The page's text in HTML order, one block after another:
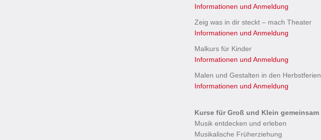
Informationen und Anmeldung
Zeig was in dir steckt – mach Theater
Informationen und Anmeldung
Malkurs für Kinder
Informationen und Anmeldung
Malen und Gestalten in den Herbstferien
Informationen und Anmeldung
Kurse für Groß und Klein gemeinsam
Musik entdecken und erleben
Musikalische Früherziehung